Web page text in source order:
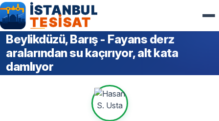
Beylikdüzü, Barış - Fayans derz
aralarından su kaçırıyor, alt kata
damlıyor